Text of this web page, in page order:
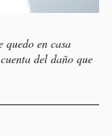
quedo en casa
del daño que